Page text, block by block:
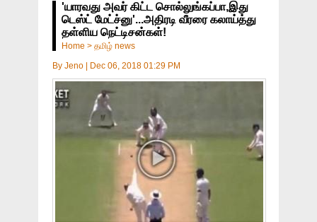
'யாரவது அவர் கிட்ட சொல்லுங்கப்பா,இது
டெஸ்ட் மேட்ச்னு'...அதிரடி வீரரை கலாய்த்து
தள்ளிய நெட்டிசன்கள்!
Home > தமிழ் news
By Jeno Dec 06, 2018 01:29 PM